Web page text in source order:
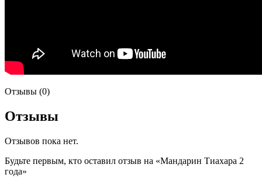
Отзывы (0)
Отзывы
Отзывов пока нет.
Будьте первым, кто оставил отзыв на «Мандарин Тиахара 2
года»